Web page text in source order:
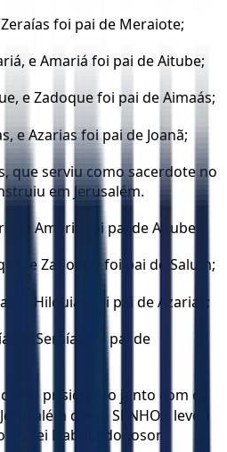
foi pai de Meraiote;
e Amariá foi pai de Aitube;
e Zadoque foi pai de Aimaás;
e Azarias foi pai de Joanã;
que serviu como sacerdote no
em Jerusalém.
e Amariá foi pai de Aitube;
e Zadoque foi pai de Salum;
e Hilquias foi pai de Azarias;
e Seraías foi pai de
prisioneiro junto com os
que o SENHOR levou
do rei Nabucodonosor.